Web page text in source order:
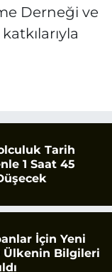
Derneği ve
Tarih
1 Saat 45
İçin Yeni
Ülkenin Bilgileri